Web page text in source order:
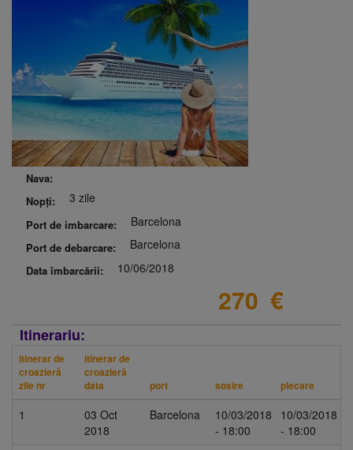
Nava:
Nopți:
3 zile
Port de imbarcare: Barcelona
Port de debarcare: Barcelona
Data îmbarcării: 10/06/2018
270 €
Itinerariu:
itinerar de
croazieră
zile nr
itinerar de
croazieră
data
port sosire plecare
1
03 Oct
2018
Barcelona
10/03/2018
- 18:00
10/03/2018
- 18:00